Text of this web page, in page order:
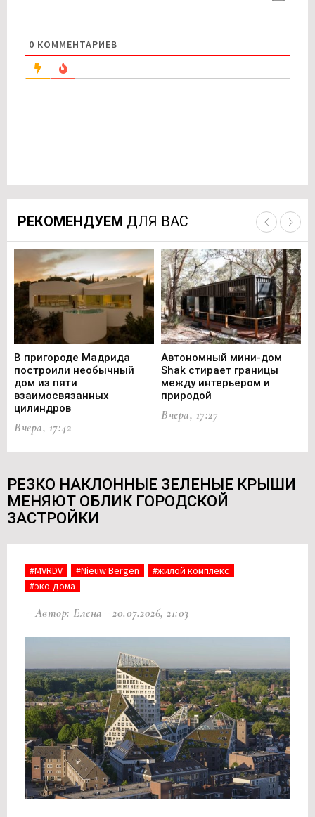
0 КОММЕНТАРИЕВ
РЕКОМЕНДУЕМ ДЛЯ ВАС
В пригороде Мадрида
построили необычный
дом из пяти
взаимосвязанных
цилиндров
Вчера, 17:42
Автономный мини-дом
Shak стирает границы
между интерьером и
природой
Вчера, 17:27
РЕЗКО НАКЛОННЫЕ ЗЕЛЕНЫЕ КРЫШИ
МЕНЯЮТ ОБЛИК ГОРОДСКОЙ
ЗАСТРОЙКИ
#MVRDV #Nieuw Bergen
#жилой комплекс
#эко-дома
Автор: Елена 20.07.2026, 21:03